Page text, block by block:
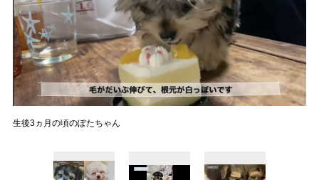
生後3ヵ月の頃のぽたちゃん